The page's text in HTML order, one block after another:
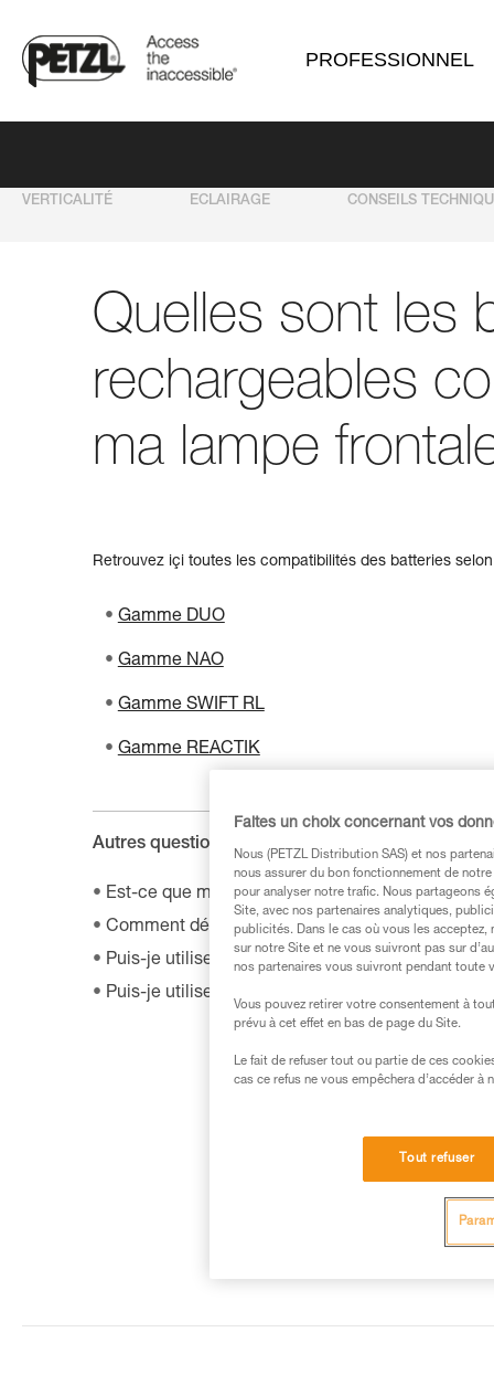
PROFESSIONNEL
VERTICALITÉ ECLAIRAGE CONSEILS
Quelles sont les
rechargeables
ma lampe
Retrouvez içi toutes les compatibilités des batteries
Gamme DUO
Gamme NAO
Gamme SWIFT RL
Gamme REACTIK
Autres questions de la FAQ :
Est-ce que ma lampe SWIFT RL est compatible
Comment désactiver le mode Boost sur ma
Puis-je utiliser ma lampe connectée
Puis-je utiliser ma lampe sur route à vélo ?
Faites un choix concernant vos
Nous (PETZL Distribution SAS) et nos
nous assurer du bon fonctionnement de
pour analyser notre trafic. Nous partageons
Site, avec nos partenaires analytiques,
publicités. Dans le cas où vous les
sur notre Site et ne vous suivront pas sur
nos partenaires vous suivront pendant toute
Vous pouvez retirer votre consentement à
prévu à cet effet en bas de page du Site.
Le fait de refuser tout ou partie de ces
cas ce refus ne vous empêchera d’accéder à
Tout refuser